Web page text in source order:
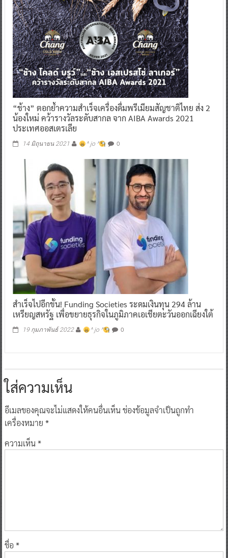
“ช้าง” ตอกย้ำความสำเร็จเครื่องดื่มพรีเมียมสัญชาติไทย ส่ง 2
น้องใหม่ คว้ารางวัลระดับสากล จาก AIBA Awards 2021
ประเทศออสเตรเลีย
14 มิถุนายน 2021 ^ jo ^ 0
สำเร็จไปอีกขั้น! Funding Societies ระดมเงินทุน 294 ล้าน
เหรียญสหรัฐ เพื่อขยายธุรกิจในภูมิภาคเอเชียตะวันออกเฉียงใต้
19 กุมภาพันธ์ 2022 ^ jo ^ 0
ใส่ความเห็น
อีเมลของคุณจะไม่แสดงให้คนอื่นเห็นช่องข้อมูลจำเป็นถูกทำ
เครื่องหมาย *
ความเห็น*
ชื่อ *